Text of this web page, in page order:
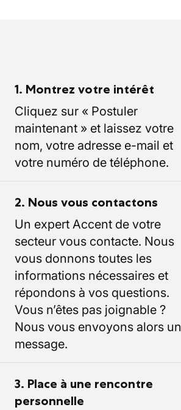
1. Montrez votre intérêt
Cliquez sur « Postuler
maintenant » et laissez votre
nom, votre adresse e-mail et
votre numéro de téléphone.
2. Nous vous contactons
Un expert Accent de votre
secteur vous contacte. Nous
vous donnons toutes les
informations nécessaires et
répondons à vos questions.
Vous n’êtes pas joignable ?
Nous vous envoyons alors un
message.
3. Place à une rencontre
personnelle